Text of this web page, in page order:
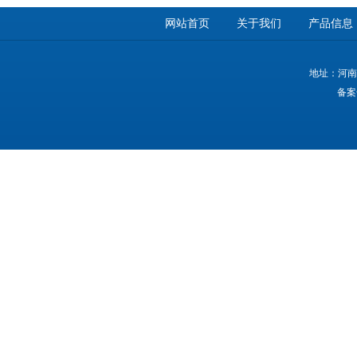
网站首页 关于我们 产品信息
地址：河
备